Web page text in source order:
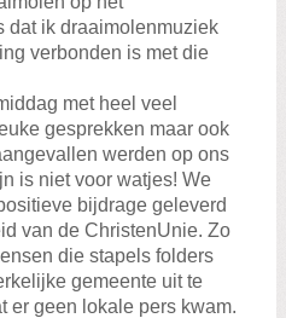
dat ik draaimolenmuziek
verbonden is met die
met heel veel
gesprekken maar ook
werden op ons
is niet voor watjes! We
bijdrage geleverd
van de ChristenUnie. Zo
die stapels folders
gemeente uit te
er geen lokale pers kwam.